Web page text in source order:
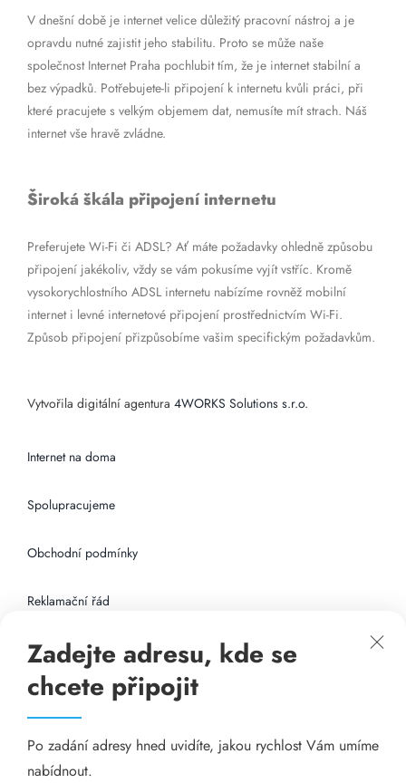
V dnešní době je internet velice důležitý pracovní nástroj a je
opravdu nutné zajistit jeho stabilitu. Proto se může naše
společnost Internet Praha pochlubit tím, že je internet stabilní a
bez výpadků. Potřebujete-li připojení k internetu kvůli práci, při
které pracujete s velkým objemem dat, nemusíte mít strach. Náš
internet vše hravě zvládne.
Široká škála připojení internetu
Preferujete Wi-Fi či ADSL? Ať máte požadavky ohledně způsobu
připojení jakékoliv, vždy se vám pokusíme vyjít vstříc. Kromě
vysokorychlostního ADSL internetu nabízíme rovněž mobilní
internet i levné internetové připojení prostřednictvím Wi-Fi.
Způsob připojení přizpůsobíme vašim specifickým požadavkům.
Vytvořila digitální agentura 4WORKS Solutions s.r.o.
Internet na doma
Spolupracujeme
Obchodní podmínky
Reklamační řád
Připojení k internetu
Odkazy
Katalog A-seznam.cz
Zadejte adresu, kde se
chcete připojit
Po zadání adresy hned uvidíte, jakou rychlost Vám umíme
nabídnout.